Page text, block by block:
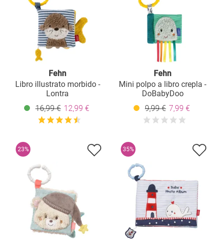
Fehn
Libro illustrato morbido -
Lontra
16,99 € 12,99 €
Fehn
Mini polpo a libro crepla -
DoBabyDoo
9,99 € 7,99 €
23% 35%